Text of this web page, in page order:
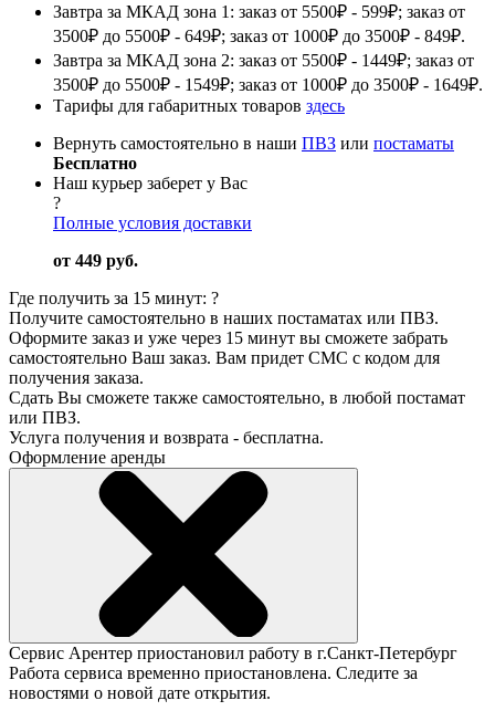
Завтра за МКАД зона 1: заказ от 5500₽ - 599₽; заказ от
3500₽ до 5500₽ - 649₽; заказ от 1000₽ до 3500₽ - 849₽.
Завтра за МКАД зона 2: заказ от 5500₽ - 1449₽; заказ от
3500₽ до 5500₽ - 1549₽; заказ от 1000₽ до 3500₽ - 1649₽.
Тарифы для габаритных товаров здесь
Вернуть самостоятельно в наши ПВЗ или постаматы
Бесплатно
Наш курьер заберет у Вас
?
Полные условия доставки
от 449 руб.
Где получить за 15 минут: ?
Получите самостоятельно в наших постаматах или ПВЗ.
Оформите заказ и уже через 15 минут вы сможете забрать
самостоятельно Ваш заказ. Вам придет СМС с кодом для
получения заказа.
Сдать Вы сможете также самостоятельно, в любой постамат
или ПВЗ.
Услуга получения и возврата - бесплатна.
Оформление аренды
Сервис Арентер приостановил работу в г.Санкт-Петербург
Работа сервиса временно приостановлена. Следите за
новостями о новой дате открытия.